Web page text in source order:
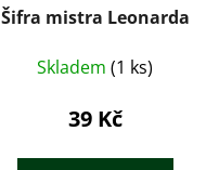
Šifra mistra Leonarda
Skladem (1 ks)
39 Kč